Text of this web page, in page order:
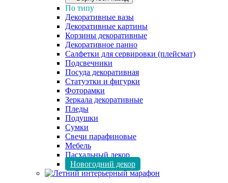
По типу
Декоративные вазы
Декоративные картины
Корзины декоративные
Декоративное панно
Салфетки для сервировки (плейсмат)
Подсвечники
Посуда декоративная
Статуэтки и фигурки
Фоторамки
Зеркала декоративные
Пледы
Подушки
Сумки
Свечи парафиновые
Мебель
Пасхальный декор
Новогодний декор